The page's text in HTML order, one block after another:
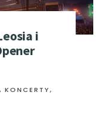
i
, KONCERTY,